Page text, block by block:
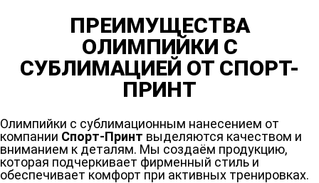
ПРЕИМУЩЕСТВА
ОЛИМПИЙКИ С
СУБЛИМАЦИЕЙ ОТ СПОРТ-
ПРИНТ
Олимпийки с сублимационным нанесением от
компании Спорт-Принт выделяются качеством и
вниманием к деталям. Мы создаём продукцию,
которая подчеркивает фирменный стиль и
обеспечивает комфорт при активных тренировках.